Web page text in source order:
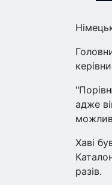
адже
Хаві
разів.